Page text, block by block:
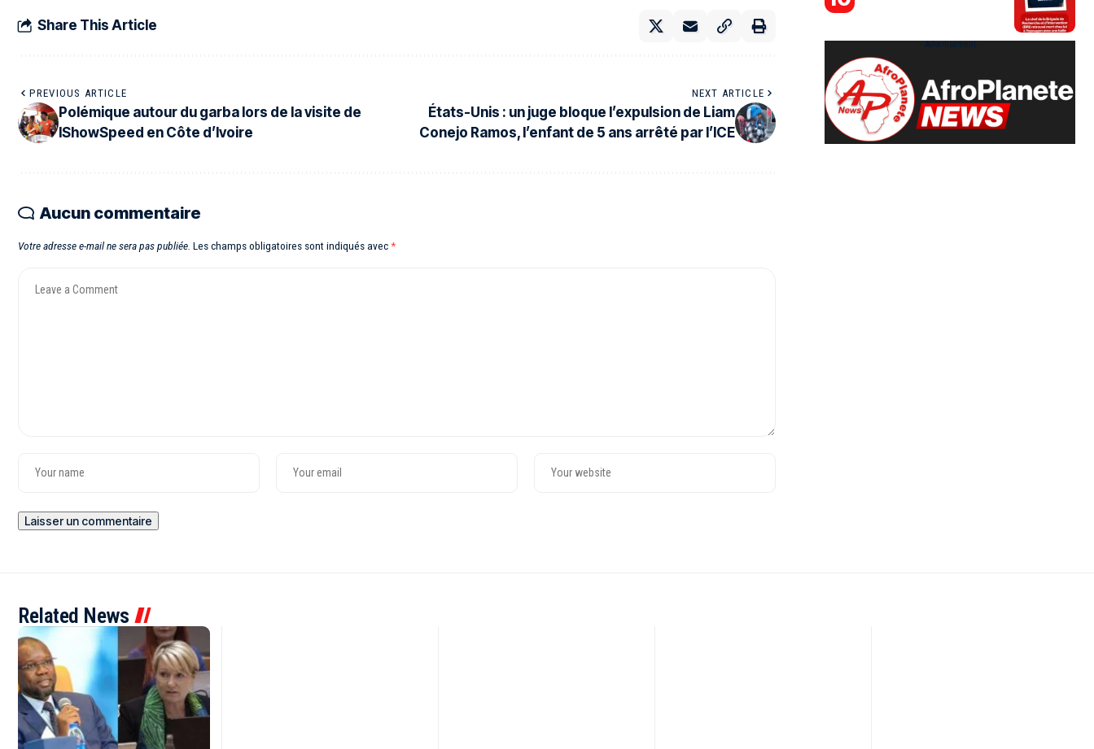
Share This Article
PREVIOUS ARTICLE
Polémique autour du garba lors de la visite de
IShowSpeed en Côte d’Ivoire
NEXT ARTICLE
États-Unis : un juge bloque l’expulsion de Liam
Conejo Ramos, l’enfant de 5 ans arrêté par l’ICE
Aucun commentaire
Votre adresse e-mail ne sera pas publiée. Les champs obligatoires sont indiqués avec*
- Advertisement -
Related News